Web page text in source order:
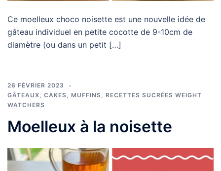
Ce moelleux choco noisette est une nouvelle idée de
gâteau individuel en petite cocotte de 9-10cm de
diamètre (ou dans un petit […]
26 FÉVRIER 2023
GÂTEAUX, CAKES, MUFFINS, RECETTES SUCRÉES WEIGHT
WATCHERS
Moelleux à la noisette